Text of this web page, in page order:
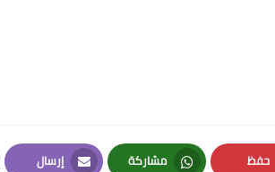
حفظ مشاركة إرسال